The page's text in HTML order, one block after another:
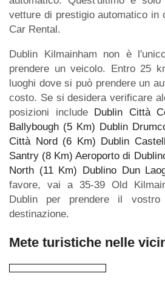
vetture di prestigio automatico in
Car Rental.
Dublin Kilmainham non è
prendere un veicolo. Entro 25
luoghi dove si può prendere un
costo. Se si desidera verificare
posizioni include Dublin Città
Ballybough (5 Km) Dublin
Città Nord (6 Km) Dublin
Santry (8 Km) Aeroporto di
North (11 Km) Dublino Dun
favore, vai a 35-39 Old
Dublin per prendere il
destinazione.
Mete turistiche nelle